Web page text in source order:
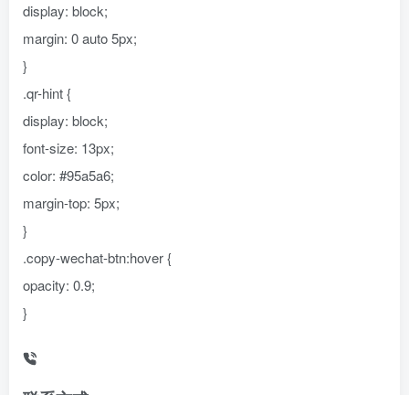
display: block;
margin: 0 auto 5px;
}
.qr-hint {
display: block;
font-size: 13px;
color: #95a5a6;
margin-top: 5px;
}
.copy-wechat-btn:hover {
opacity: 0.9;
}